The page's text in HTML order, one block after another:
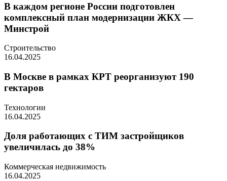
В каждом регионе России подготовлен
комплексный план модернизации ЖКХ —
Минстрой
Строительство
16.04.2025
В Москве в рамках КРТ реорганизуют 190
гектаров
Технологии
16.04.2025
Доля работающих с ТИМ застройщиков
увеличилась до 38%
Коммерческая недвижимость
16.04.2025